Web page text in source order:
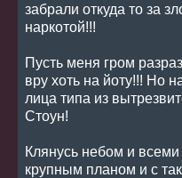
забрали откуда то за
наркотой!!!
Пусть меня гром
вру хоть на йоту!!! Но
лица типа из
Стоун!
Клянусь небом и
крупным планом и с